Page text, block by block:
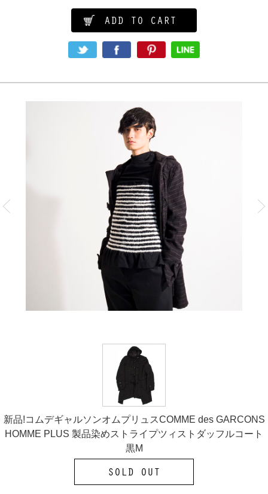
ADD TO CART
新品!コムデギャルソンオムプリュスCOMME des GARCONS
HOMME PLUS 製品染めストライプツィストダッフルコート
黒M
SOLD OUT